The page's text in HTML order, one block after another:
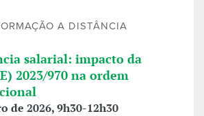
A DISTÂNCIA
salarial: impacto da
2023/970 na ordem
de 2026, 9h30-12h30